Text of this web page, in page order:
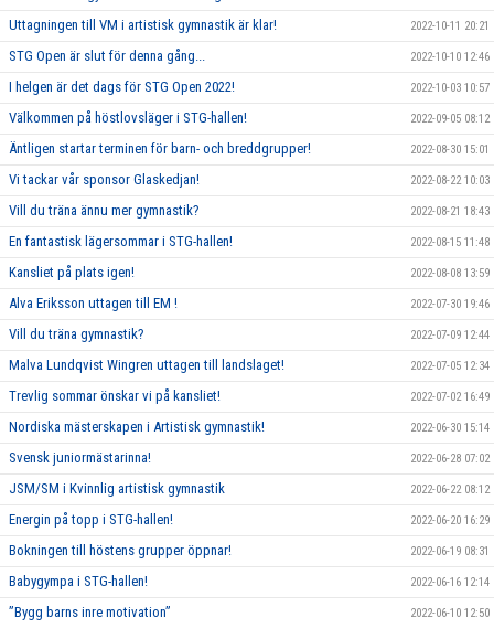
Uttagningen till VM i artistisk gymnastik är klar! 2022-10-11 20:21
STG Open är slut för denna gång... 2022-10-10 12:46
I helgen är det dags för STG Open 2022! 2022-10-03 10:57
Välkommen på höstlovsläger i STG-hallen! 2022-09-05 08:12
Äntligen startar terminen för barn- och breddgrupper! 2022-08-30 15:01
Vi tackar vår sponsor Glaskedjan! 2022-08-22 10:03
Vill du träna ännu mer gymnastik? 2022-08-21 18:43
En fantastisk lägersommar i STG-hallen! 2022-08-15 11:48
Kansliet på plats igen! 2022-08-08 13:59
Alva Eriksson uttagen till EM ! 2022-07-30 19:46
Vill du träna gymnastik? 2022-07-09 12:44
Malva Lundqvist Wingren uttagen till landslaget! 2022-07-05 12:34
Trevlig sommar önskar vi på kansliet! 2022-07-02 16:49
Nordiska mästerskapen i Artistisk gymnastik! 2022-06-30 15:14
Svensk juniormästarinna! 2022-06-28 07:02
JSM/SM i Kvinnlig artistisk gymnastik 2022-06-22 08:12
Energin på topp i STG-hallen! 2022-06-20 16:29
Bokningen till höstens grupper öppnar! 2022-06-19 08:31
Babygympa i STG-hallen! 2022-06-16 12:14
”Bygg barns inre motivation” 2022-06-10 12:50